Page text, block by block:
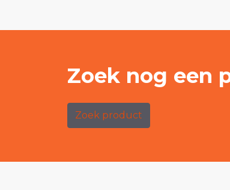
Zoek nog een
Zoek product